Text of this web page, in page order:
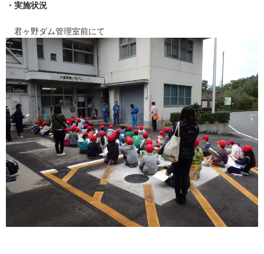
・実施状況
君ヶ野ダム管理室前にて